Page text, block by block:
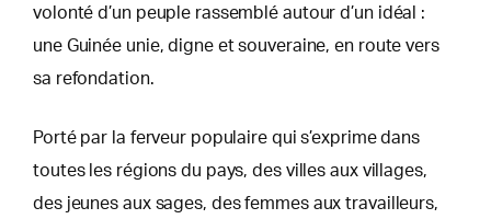
volonté d’un peuple rassemblé autour d’un idéal :
une Guinée unie, digne et souveraine, en route vers
sa refondation.
Porté par la ferveur populaire qui s’exprime dans
toutes les régions du pays, des villes aux villages,
des jeunes aux sages, des femmes aux travailleurs,